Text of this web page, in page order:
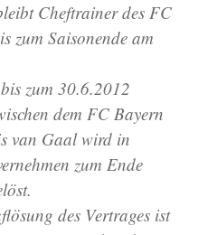
Cheftrainer des FC
zum Saisonende am
zum 30.6.2012
dem FC Bayern
van Gaal wird in
zum Ende
des Vertrages ist